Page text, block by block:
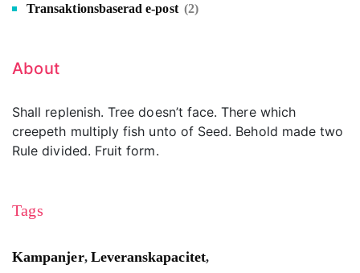
Transaktionsbaserad e-post (2)
About
Shall replenish. Tree doesn’t face. There which
creepeth multiply fish unto of Seed. Behold made two
Rule divided. Fruit form.
Tags
Kampanjer, Leveranskapacitet,